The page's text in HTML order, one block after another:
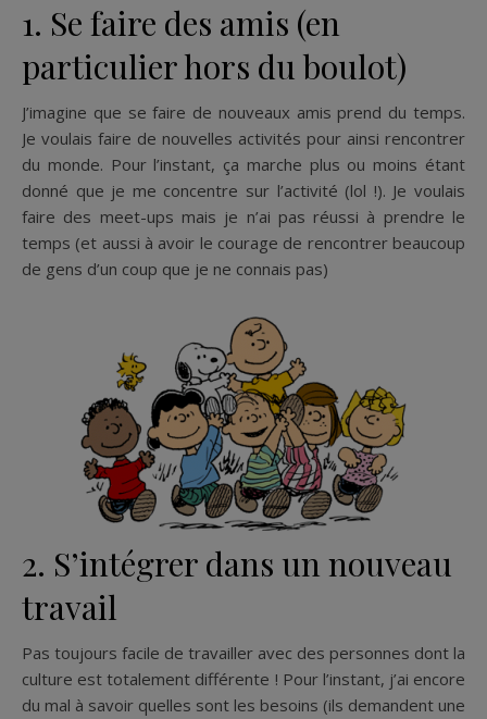
1. Se faire des amis (en
particulier hors du boulot)
J’imagine que se faire de nouveaux amis prend du temps.
Je voulais faire de nouvelles activités pour ainsi rencontrer
du monde. Pour l’instant, ça marche plus ou moins étant
donné que je me concentre sur l’activité (lol !). Je voulais
faire des meet-ups mais je n’ai pas réussi à prendre le
temps (et aussi à avoir le courage de rencontrer beaucoup
de gens d’un coup que je ne connais pas)
2. S’intégrer dans un nouveau
travail
Pas toujours facile de travailler avec des personnes dont la
culture est totalement différente ! Pour l’instant, j’ai encore
du mal à savoir quelles sont les besoins (ils demandent une